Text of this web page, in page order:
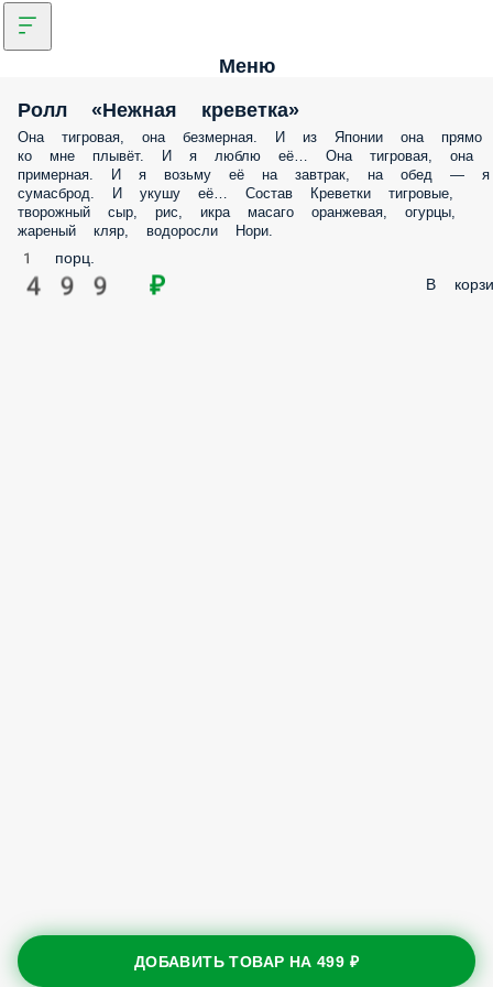
Меню
Ролл «Нежная креветка»
Она тигровая, она безмерная. И из Японии она прямо
ко мне плывёт. И я люблю её… Она тигровая, она
примерная. И я возьму её на завтрак, на обед — я
сумасброд. И укушу её… Состав Креветки тигровые,
творожный сыр, рис, икра масаго оранжевая, огурцы,
жареный кляр, водоросли Нори.
1 порц.
499 ₽ В
ДОБАВИТЬ ТОВАР НА499 ₽